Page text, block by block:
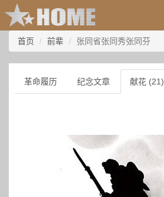
首页 前辈 张同省张同秀张同芬
革命履历 纪念文章 献花 (21)